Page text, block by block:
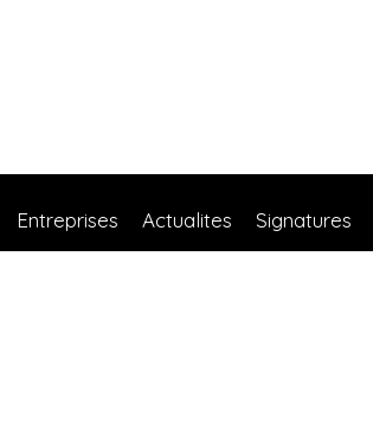
Entreprises Actualites Signatures